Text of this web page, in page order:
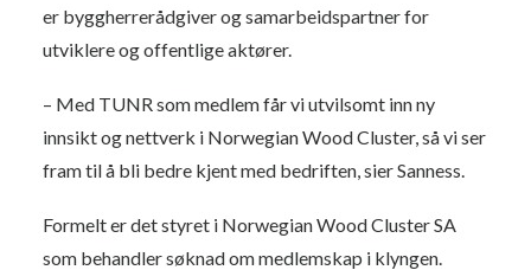
er byggherrerådgiver og samarbeidspartner for
utviklere og offentlige aktører.
– Med TUNR som medlem får vi utvilsomt inn ny
innsikt og nettverk i Norwegian Wood Cluster, så vi ser
fram til å bli bedre kjent med bedriften, sier Sanness.
Formelt er det styret i Norwegian Wood Cluster SA
som behandler søknad om medlemskap i klyngen.